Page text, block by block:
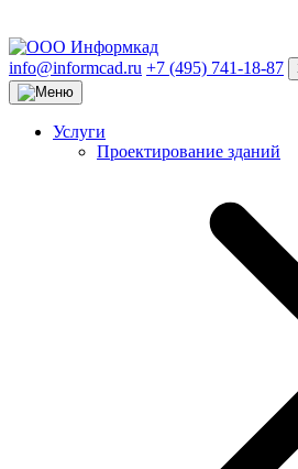
info@informcad.ru +7 (495) 741-18-87
Услуги
Проектирование зданий